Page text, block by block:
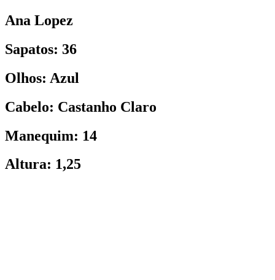
Ana Lopez
Sapatos: 36
Olhos: Azul
Cabelo: Castanho Claro
Manequim: 14
Altura: 1,25